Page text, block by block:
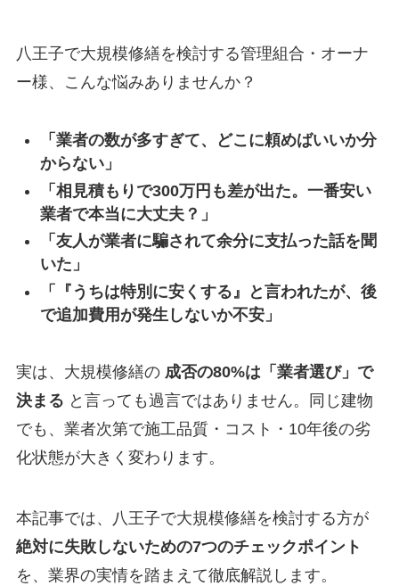
八王子で大規模修繕を検討する管理組合・オーナ
ー様、こんな悩みありませんか？
「業者の数が多すぎて、どこに頼めばいいか分
からない」
「相見積もりで300万円も差が出た。一番安い
業者で本当に大丈夫？」
「友人が業者に騙されて余分に支払った話を聞
いた」
「『うちは特別に安くする』と言われたが、後
で追加費用が発生しないか不安」
実は、大規模修繕の 成否の80%は「業者選び」で
決まる と言っても過言ではありません。同じ建物
でも、業者次第で施工品質・コスト・10年後の劣
化状態が大きく変わります。
本記事では、八王子で大規模修繕を検討する方が
絶対に失敗しないための7つのチェックポイント
を、業界の実情を踏まえて徹底解説します。